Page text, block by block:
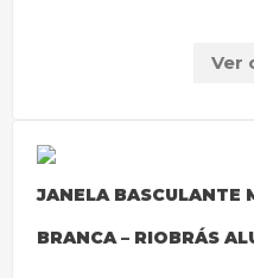
Ver
JANELA BASCULANTE
BRANCA – RIOBRÁS